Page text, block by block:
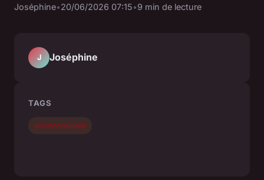
Joséphine•20/06/2026 07:15•9 min de lecture
J Joséphine
TAGS
environnement